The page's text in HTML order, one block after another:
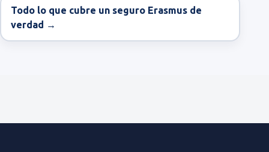
Todo lo que cubre un seguro Erasmus de
verdad →